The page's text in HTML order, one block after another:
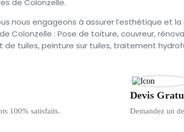
de Colonzelle.
nous engageons à assurer l’esthétique et
Colonzelle : Pose de toiture, couvreur,
tuiles, peinture sur tuiles, traitement
100% satisfaits.
Devis
Demandez un